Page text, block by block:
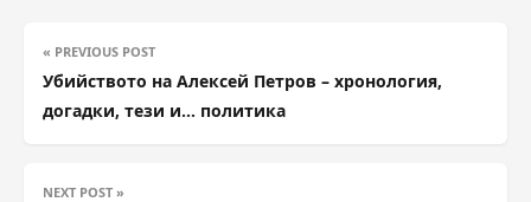
« PREVIOUS POST
Убийството на Алексей Петров – хронология,
догадки, тези и… политика
NEXT POST »